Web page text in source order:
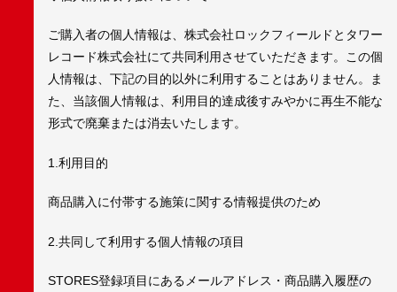
ご購入者の個人情報は、株式会社ロックフィールドとタワー
レコード株式会社にて共同利用させていただきます。この個
人情報は、下記の目的以外に利用することはありません。ま
た、当該個人情報は、利用目的達成後すみやかに再生不能な
形式で廃棄または消去いたします。
1.利用目的
商品購入に付帯する施策に関する情報提供のため
2.共同して利用する個人情報の項目
STORES登録項目にあるメールアドレス・商品購入履歴の